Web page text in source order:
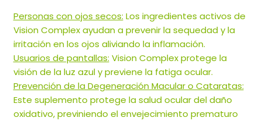
Personas con ojos secos: Los ingredientes activos de
Vision Complex ayudan a prevenir la sequedad y la
irritación en los ojos aliviando la inflamación.
Usuarios de pantallas: Vision Complex protege la
visión de la luz azul y previene la fatiga ocular.
Prevención de la Degeneración Macular o Cataratas:
Este suplemento protege la salud ocular del daño
oxidativo, previniendo el envejecimiento prematuro